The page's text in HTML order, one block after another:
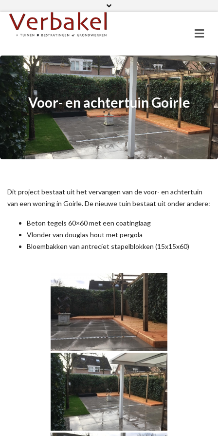
06 11 82 01 19
Voor- en achtertuin Goirle
Dit project bestaat uit het vervangen van de voor- en achtertuin
van een woning in Goirle. De nieuwe tuin bestaat uit onder andere:
Beton tegels 60×60 met een coatinglaag
Vlonder van douglas hout met pergola
Bloembakken van antreciet stapelblokken (15x15x60)